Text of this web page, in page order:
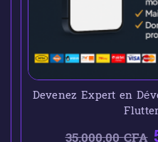
Devenez Expert en